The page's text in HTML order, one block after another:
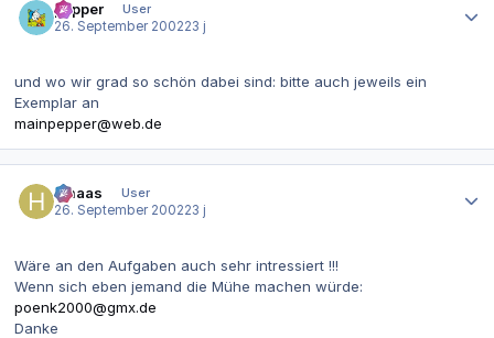
pepper
User
26. September 200223 j
und wo wir grad so schön dabei sind: bitte auch jeweils ein
Exemplar an
mainpepper@web.de
hmaas
User
26. September 200223 j
Wäre an den Aufgaben auch sehr intressiert !!!
Wenn sich eben jemand die Mühe machen würde:
poenk2000@gmx.de
Danke